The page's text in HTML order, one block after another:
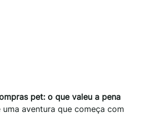
pet: o que valeu a pena
uma aventura que começa com